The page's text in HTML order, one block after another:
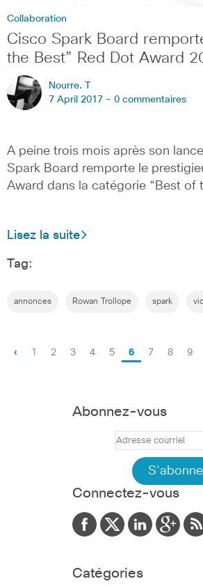
Collaboration
Cisco Spark Board
the Best” Red Dot Award
Nourre. T
7 April 2017 - 0 commentaires
A peine trois mois après son
Spark Board remporte le
Award dans la catégorie “Best of
Lisez la suite
Tag:
annonces Rowan Trollope spark
‹ 1 2 3 4 5 6 7 8 9
Abonnez-vous
Connectez-vous
Catégories